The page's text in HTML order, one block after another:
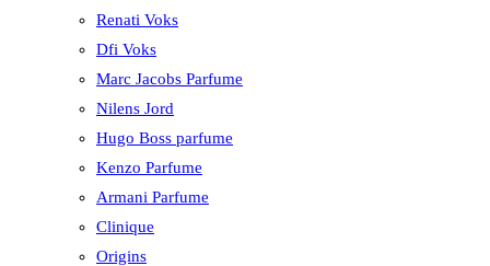
Renati Voks
Dfi Voks
Marc Jacobs Parfume
Nilens Jord
Hugo Boss parfume
Kenzo Parfume
Armani Parfume
Clinique
Origins